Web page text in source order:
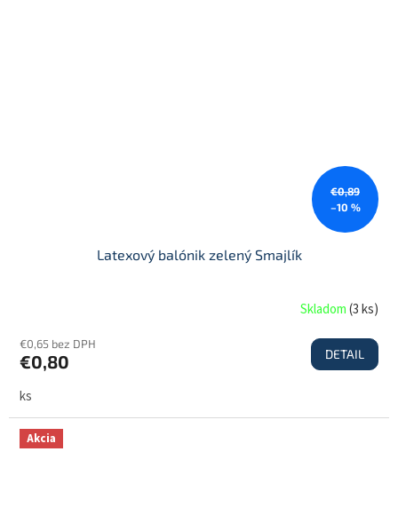
€0,89
–10 %
Latexový balónik zelený Smajlík
Skladom(3 ks)
€0,65 bez DPH
€0,80 DETAIL
ks
Akcia